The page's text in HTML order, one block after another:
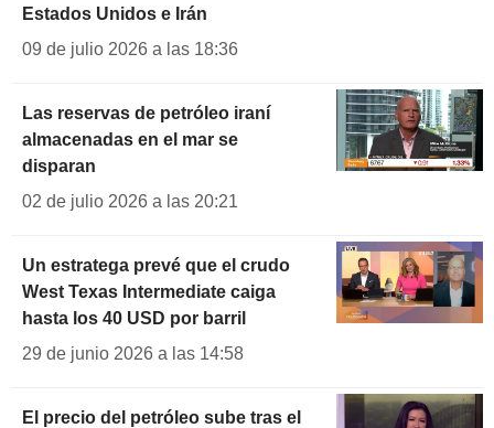
Estados Unidos e Irán
09 de julio 2026 a las 18:36
Las reservas de petróleo iraní
almacenadas en el mar se
disparan
02 de julio 2026 a las 20:21
Un estratega prevé que el crudo
West Texas Intermediate caiga
hasta los 40 USD por barril
29 de junio 2026 a las 14:58
El precio del petróleo sube tras el